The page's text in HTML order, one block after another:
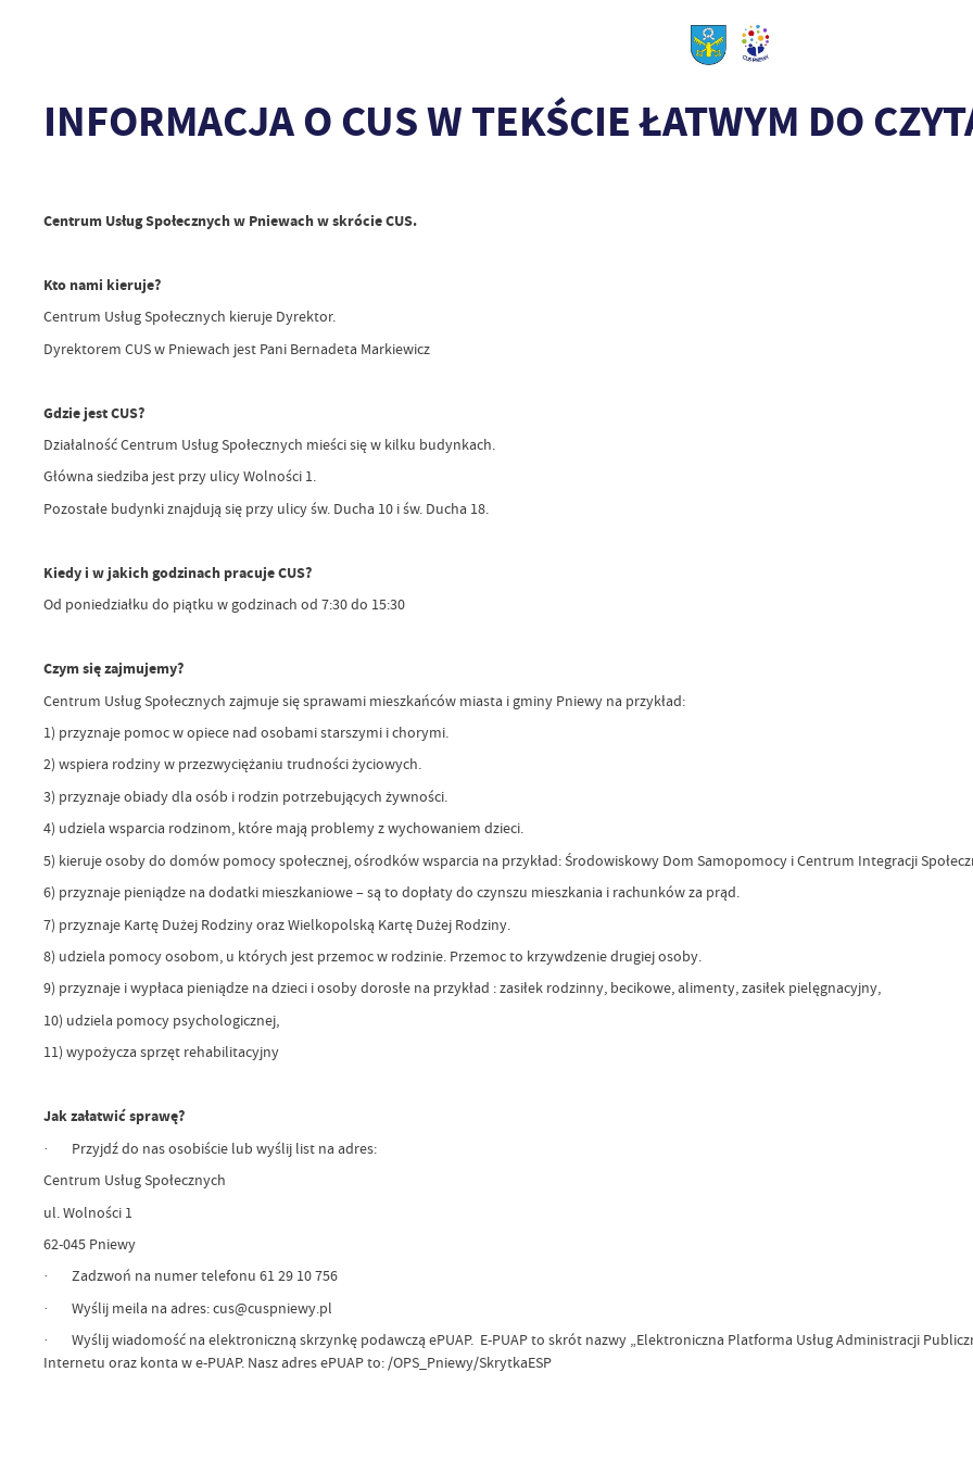
INFORMACJA O CUS W TEKŚCIE ŁATWYM DO
Centrum Usług Społecznych w Pniewach w skrócie CUS.
Kto nami kieruje?
Centrum Usług Społecznych kieruje Dyrektor.
Dyrektorem CUS w Pniewach jest Pani Bernadeta Markiewicz
Gdzie jest CUS?
Działalność Centrum Usług Społecznych mieści się w kilku budynkach.
Główna siedziba jest przy ulicy Wolności 1.
Pozostałe budynki znajdują się przy ulicy św. Ducha 10 i św. Ducha 18.
Kiedy i w jakich godzinach pracuje CUS?
Od poniedziałku do piątku w godzinach od 7:30 do 15:30
Czym się zajmujemy?
Centrum Usług Społecznych zajmuje się sprawami mieszkańców miasta i gminy Pniewy na przykład:
1) przyznaje pomoc w opiece nad osobami starszymi i chorymi.
2) wspiera rodziny w przezwyciężaniu trudności życiowych.
3) przyznaje obiady dla osób i rodzin potrzebujących żywności.
4) udziela wsparcia rodzinom, które mają problemy z wychowaniem dzieci.
5) kieruje osoby do domów pomocy społecznej, ośrodków wsparcia na przykład: Środowiskowy Dom Samopomocy i Centrum Integracji
6) przyznaje pieniądze na dodatki mieszkaniowe – są to dopłaty do czynszu mieszkania i rachunków za prąd.
7) przyznaje Kartę Dużej Rodziny oraz Wielkopolską Kartę Dużej Rodziny.
8) udziela pomocy osobom, u których jest przemoc w rodzinie. Przemoc to krzywdzenie drugiej osoby.
9) przyznaje i wypłaca pieniądze na dzieci i osoby dorosłe na przykład : zasiłek rodzinny, becikowe, alimenty, zasiłek pielęgnacyjny,
10) udziela pomocy psychologicznej,
11) wypożycza sprzęt rehabilitacyjny
Jak załatwić sprawę?
· Przyjdź do nas osobiście lub wyślij list na adres:
Centrum Usług Społecznych
ul. Wolności 1
62-045 Pniewy
· Zadzwoń na numer telefonu 61 29 10 756
· Wyślij meila na adres: cus@cuspniewy.pl
· Wyślij wiadomość na elektroniczną skrzynkę podawczą ePUAP. E-PUAP to skrót nazwy „Elektroniczna Platforma Usług Administracji
Internetu oraz konta w e-PUAP. Nasz adres ePUAP to: /OPS_Pniewy/SkrytkaESP